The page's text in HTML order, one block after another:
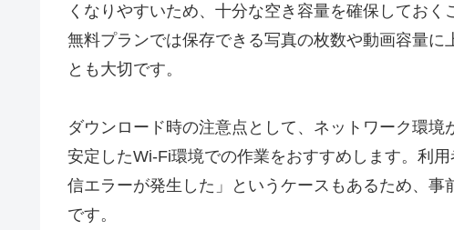
くなりやすいため、十分な空き容量を確保してお
無料プランでは保存できる写真の枚数や動画容量に
とも大切です。
ダウンロード時の注意点として、ネットワーク環境
安定したWi-Fi環境での作業をおすすめします。利
信エラーが発生した」というケースもあるため、
です。